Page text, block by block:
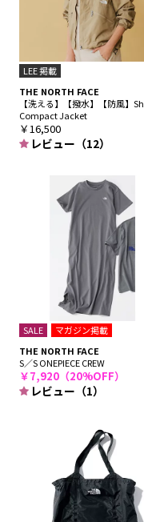
LEE 掲載
THE NORTH FACE
【洗える】【撥水】【防風】
Compact Jacket
￥16,500
レビュー（12）
SALE
マガジン掲載
THE NORTH FACE
S／S ONEPIECE CREW
￥7,920（20%OFF）
レビュー（1）